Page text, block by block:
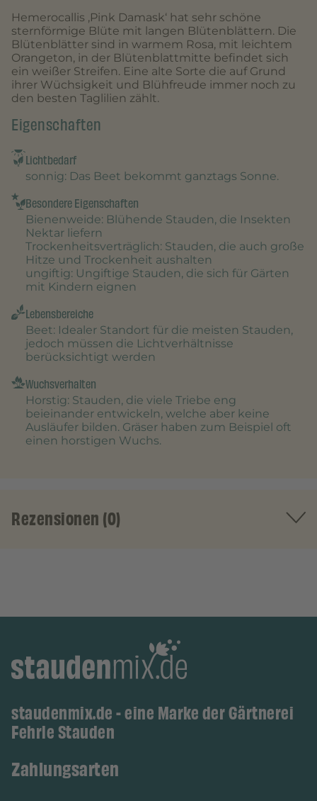
Hemerocallis ‚Pink Damask‘ hat sehr schöne
sternförmige Blüte mit langen Blütenblättern. Die
Blütenblätter sind in warmem Rosa, mit leichtem
Orangeton, in der Blütenblattmitte befindet sich
ein weißer Streifen. Eine alte Sorte die auf Grund
ihrer Wüchsigkeit und Blühfreude immer noch zu
den besten Taglilien zählt.
Eigenschaften
Lichtbedarf
sonnig: Das Beet bekommt ganztags Sonne.
Besondere Eigenschaften
Bienenweide: Blühende Stauden, die Insekten
Nektar liefern
Trockenheitsverträglich: Stauden, die auch große
Hitze und Trockenheit aushalten
ungiftig: Ungiftige Stauden, die sich für Gärten
mit Kindern eignen
Lebensbereiche
Beet: Idealer Standort für die meisten Stauden,
jedoch müssen die Lichtverhältnisse
berücksichtigt werden
Wuchsverhalten
Horstig: Stauden, die viele Triebe eng
beieinander entwickeln, welche aber keine
Ausläufer bilden. Gräser haben zum Beispiel oft
einen horstigen Wuchs.
Rezensionen (0)
staudenmix.de - eine Marke der Gärtnerei
Fehrle Stauden
Zahlungsarten